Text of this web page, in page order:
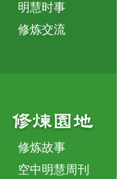
明慧时事
修炼交流
修炼故事
空中明慧周刊